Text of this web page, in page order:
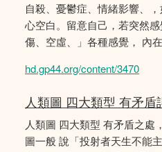
自殺、憂鬱症、情緒影響、
心空白。留意自己，若突然
傷、空虛、」各種感覺， 內
hd.gp44.org/content/3470
人類圖 四大類型 有矛盾
人類圖 四大類型 有矛盾之處
圖一般 說「投射者天生不能